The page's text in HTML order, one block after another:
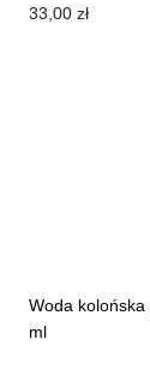
33,00 zł
Woda
ml